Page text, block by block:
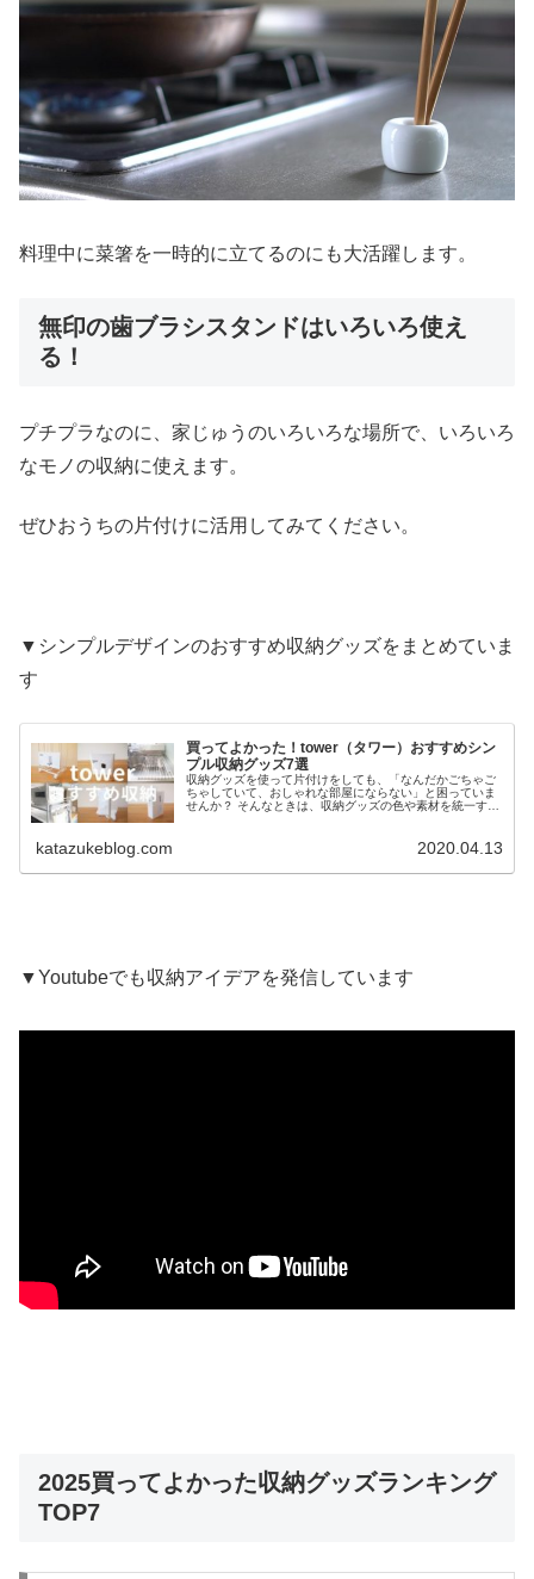
料理中に菜箸を一時的に立てるのにも大活躍します。
無印の歯ブラシスタンドはいろいろ使え
る！
プチプラなのに、家じゅうのいろいろな場所で、いろいろ
なモノの収納に使えます。
ぜひおうちの片付けに活用してみてください。
▼シンプルデザインのおすすめ収納グッズをまとめていま
す
買ってよかった！tower（タワー）おすすめシン
プル収納グッズ7選
収納グッズを使って片付けをしても、「なんだかごちゃご
ちゃしていて、おしゃれな部屋にならない」と困っていま
せんか？ そんなときは、収納グッズの色や素材を統一する
katazukeblog.com 2020.04.13
▼Youtubeでも収納アイデアを発信しています
2025買ってよかった収納グッズランキング
TOP7